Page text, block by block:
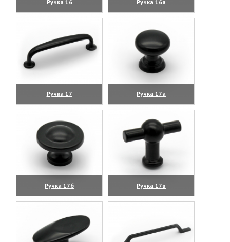
Ручка 16
(увеличить)
Ручка 16а
(увеличить)
Ручка 17
(увеличить)
Ручка 17а
(увеличить)
Ручка 17б
(увеличить)
Ручка 17в
(увеличить)